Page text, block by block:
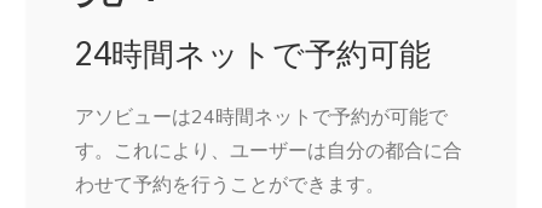
24時間ネットで予約可能
アソビューは24時間ネットで予約が可能で
す。これにより、ユーザーは自分の都合に合
わせて予約を行うことができます。